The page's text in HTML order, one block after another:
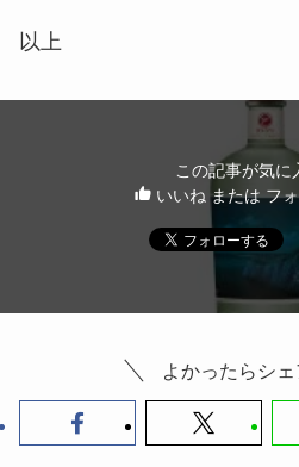
以上
この記事が気に
いいね または フ
よかったらシ